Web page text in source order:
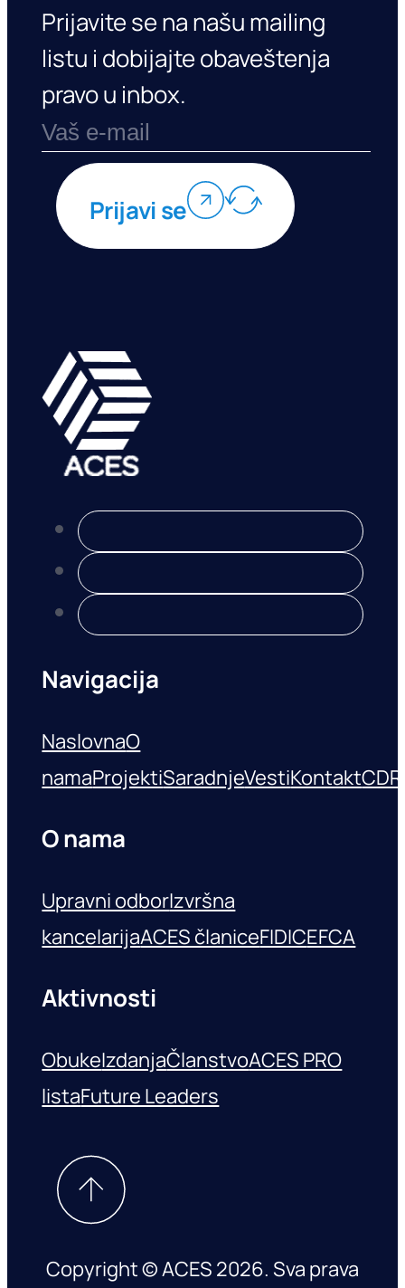
Prijavite se na našu mailing
listu i dobijajte obaveštenja
pravo u inbox.
Prijavi se
Navigacija
NaslovnaO
namaProjektiSaradnjeVestiKontakt
O nama
Upravni odborIzvršna
kancelarijaACES članiceFIDICEFCA
Aktivnosti
ObukeIzdanjaČlanstvoACES PRO
listaFuture Leaders
Copyright © ACES 2026. Sva prava